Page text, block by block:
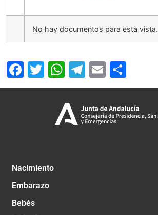
No hay documentos para esta vista.
Facebook
Twitter
WhatsApp
Telegram
Email
Nacimiento
Embarazo
Bebés